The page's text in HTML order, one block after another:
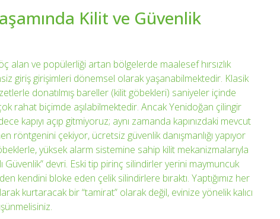
Kilit ve Güvenlik
alan ve popülerliği artan bölgelerde maalesef hırsızlık
giriş girişimleri dönemsel olarak yaşanabilmektedir. Klasik
donatılmış bareller (kilit göbekleri) saniyeler içinde
rahat biçimde aşılabilmektedir. Ancak Yenidoğan çilingir
kapıyı açıp gitmiyoruz; aynı zamanda kapınızdaki mevcut
röntgenini çekiyor, ücretsiz güvenlik danışmanlığı yapıyor
yüksek alarm sistemine sahip kilit mekanizmalarıyla
Güvenlik” devri. Eski tip pirinç silindirler yerini maymuncuk
kendini bloke eden çelik silindirlere bıraktı. Yaptığımız her
kurtaracak bir “tamirat” olarak değil, evinize yönelik kalıcı